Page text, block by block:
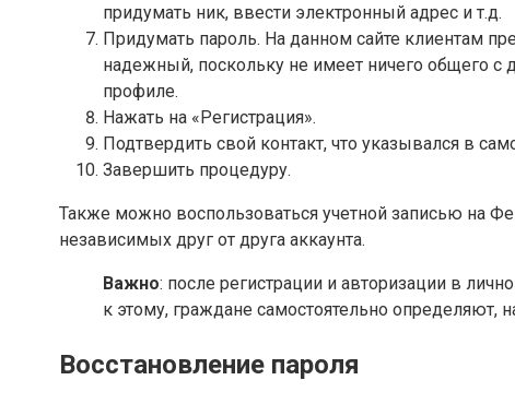
придумать ник, ввести электронный адрес и т.д.
Придумать пароль. На данном сайте клиентам
надежный, поскольку не имеет ничего общего
профиле.
Нажать на «Регистрация».
Подтвердить свой контакт, что указывался в
Завершить процедуру.
Также можно воспользоваться учетной записью на
независимых друг от друга аккаунта.
Важно: после регистрации и авторизации в
к этому, граждане самостоятельно
Восстановление пароля